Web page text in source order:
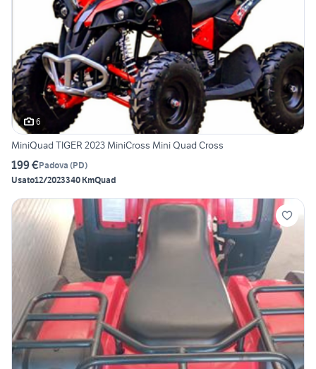
6
MiniQuad TIGER 2023 MiniCross Mini Quad Cross
199 €Padova (PD)
Usato12/2023340 KmQuad